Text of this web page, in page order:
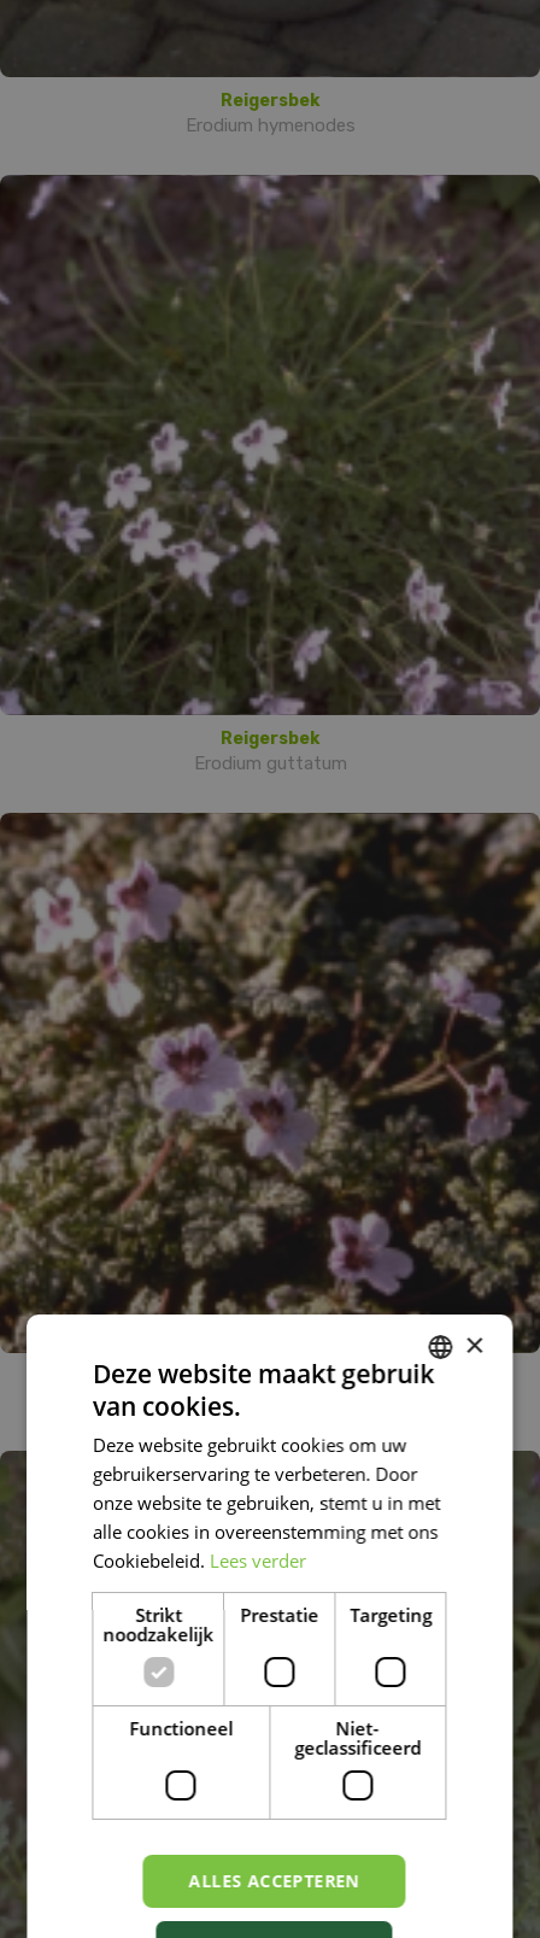
Reigersbek
Erodium hymenodes
Reigersbek
Erodium guttatum
Reigersbek
Erodium x kolbianum 'Natasha'
×
Deze website maakt gebruik
van cookies.
Deze website gebruikt cookies om uw
gebruikerservaring te verbeteren. Door
onze website te gebruiken, stemt u in met
alle cookies in overeenstemming met ons
Cookiebeleid. Lees verder
Strikt
noodzakelijk
Prestatie Targeting
Functioneel
Niet-
geclassificeerd
ALLES ACCEPTEREN